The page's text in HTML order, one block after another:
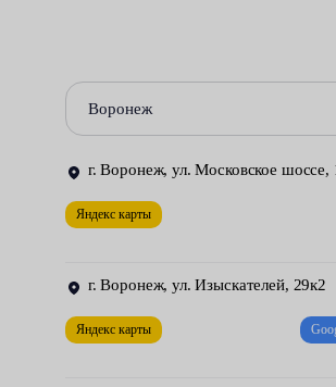
рабочая жидкость помутнела — все это
внезапно, а причина в выходе из строя
Цена этой услуги в сервисах Fresh Auto
рублей. Она включает демонтаж, установку
завоздушивание).
Воронеж
г. Воронеж, ул. Московское шоссе,
Яндекс карты
г. Воронеж, ул. Изыскателей, 29к2
Яндекс карты